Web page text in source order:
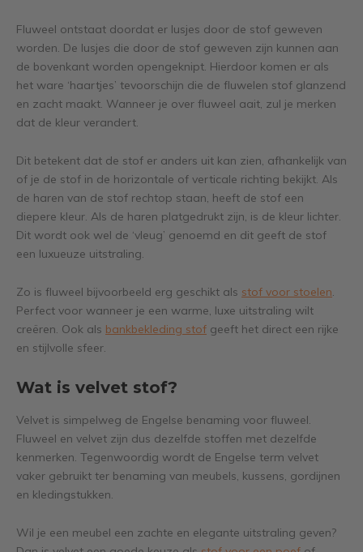
Fluweel ontstaat doordat er lusjes door de stof geweven
worden. De lusjes die door de stof geweven zijn kunnen aan
de bovenkant worden opengeknipt. Hierdoor komen er als
het ware ‘haartjes’ tevoorschijn die de fluwelen stof glanzend
en zacht maakt. Wanneer je over fluweel aait, zul je merken
dat de kleur verandert.
Dit betekent dat de stof er anders uit kan zien, afhankelijk van
of je de stof in de horizontale of verticale richting bekijkt. Als
de haren van de stof rechtop staan, heeft de stof een
diepere kleur. Als de haren platgedrukt zijn, is de kleur lichter.
Dit wordt ook wel de ‘vleug’ genoemd en dit geeft de stof
een luxueuze uitstraling.
Zo is fluweel bijvoorbeeld erg geschikt als stof voor stoelen.
Perfect voor wanneer je een warme, luxe uitstraling wilt
creëren. Ook als bankbekleding stof geeft het direct een rijke
en stijlvolle sfeer.
Wat is velvet stof?
Velvet is simpelweg de Engelse benaming voor fluweel.
Fluweel en velvet zijn dus dezelfde stoffen met dezelfde
kenmerken. Tegenwoordig wordt de Engelse term velvet
vaker gebruikt ter benaming van meubels, kussens, gordijnen
en kledingstukken.
Wil je een meubel een zachte en elegante uitstraling geven?